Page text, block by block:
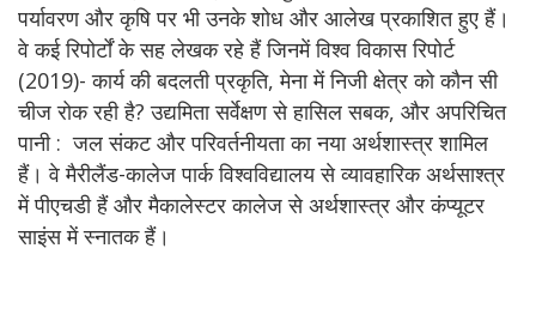
पर्यावरण और कृषि पर भी उनके शोध और आलेख प्रकाशित हुए हैं।
वे कई रिपोर्टों के सह लेखक रहे हैं जिनमें विश्व विकास रिपोर्ट
(2019)- कार्य की बदलती प्रकृति, मेना में निजी क्षेत्र को कौन सी
चीज रोक रही है? उद्यमिता सर्वेक्षण से हासिल सबक, और अपरिचित
पानी : जल संकट और परिवर्तनीयता का नया अर्थशास्त्र शामिल
हैं। वे मैरीलैंड-कालेज पार्क विश्वविद्यालय से व्यावहारिक अर्थसाश्त्र
में पीएचडी हैं और मैकालेस्टर कालेज से अर्थशास्त्र और कंप्यूटर
साइंस में स्नातक हैं।